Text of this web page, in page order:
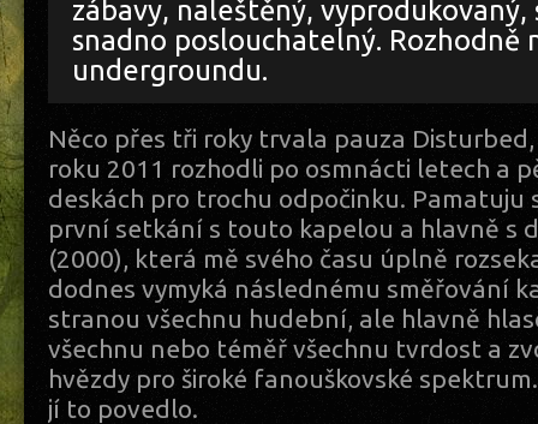
zábavy, naleštěný, vyprodukovaný,
snadno poslouchatelný. Rozhodně
undergroundu.
Něco přes tři roky trvala pauza
roku 2011 rozhodli po osmnácti letech a
deskách pro trochu odpočinku. Pamatuju
první setkání s touto kapelou a hlavně s
(2000), která mě svého času úplně
dodnes vymyká následnému směřování
stranou všechnu hudební, ale hlavně
všechnu nebo téměř všechnu tvrdost a
hvězdy pro široké fanouškovské
jí to povedlo.